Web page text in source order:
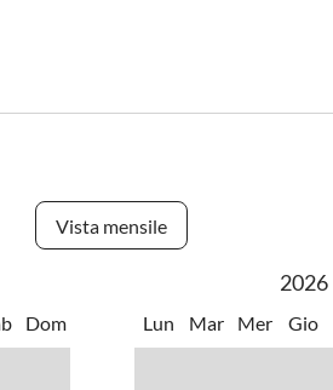
Vista mensile
Dom
2026
Lun Mar Mer Gio